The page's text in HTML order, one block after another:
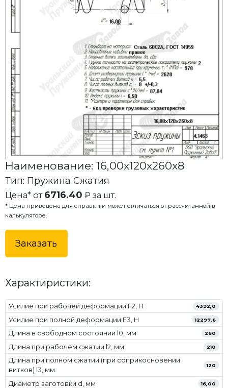
Наименование: 16,00x120x260x8
Тип: Пружина Сжатия
Цена* от 6716.40 ₽ за шт.
* Цена приведена для справки и может отличаться от рассчитанной в
калькуляторе.
Заказать
Характиристики:
Усилие при рабочей деформации F2, Н 4392,0
Усилие при полной деформации F3, Н 12297,6
Длина в свободном состоянии l0, мм 260
Длина при рабочем сжатии l2, мм 210
Длина при полном сжатии (при соприкосновении
витков) l3, мм
120
Диаметр заготовки d, мм 16,00